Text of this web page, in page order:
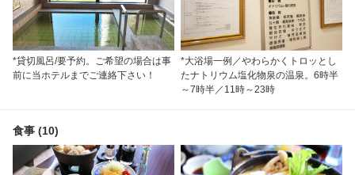
*貸切風呂/要予約。ご希望の場合は事
前に当ホテルまでご連絡下さい！
*大浴場一例／やわらかくトロッとし
たナトリウム塩化物泉の温泉。6時半
～7時半／11時～23時
食事 (10)